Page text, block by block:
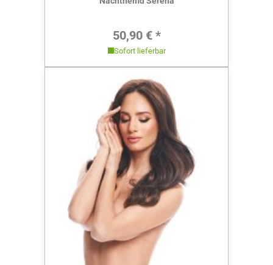
Regulärer Preis:
50,90 € *
Sofort lieferbar